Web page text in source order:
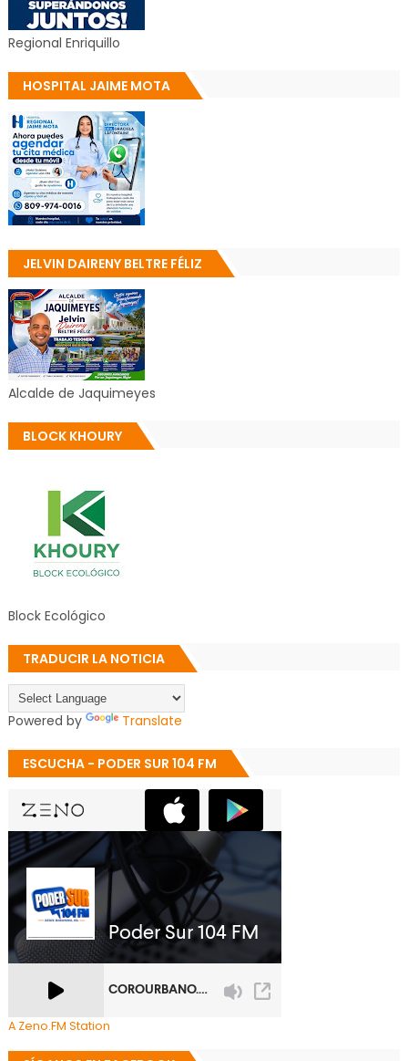
Regional Enriquillo
HOSPITAL JAIME MOTA
JELVIN DAIRENY BELTRE FÉLIZ
Alcalde de Jaquimeyes
BLOCK KHOURY
Block Ecológico
TRADUCIR LA NOTICIA
Powered by Translate
ESCUCHA - PODER SUR 104 FM
A Zeno.FM Station